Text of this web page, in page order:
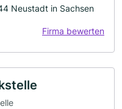
Neustadt in Sachsen
Firma bewerten